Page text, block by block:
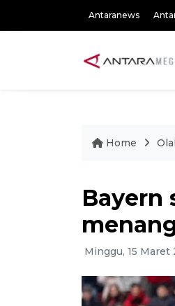
Antaranews
Home
Bayern
Minggu, 15 Maret